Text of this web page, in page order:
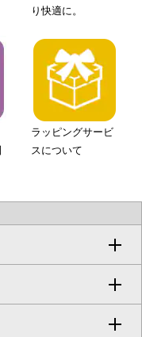
り快適に。
ラッピングサービ
スについて